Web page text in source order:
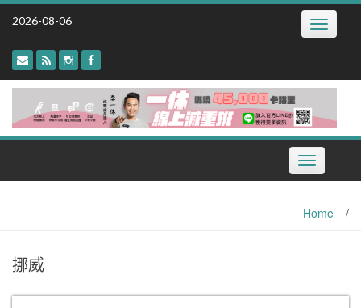
Skip
2026-08-06 Toggle
Toggle
navigation
Home /
挪威